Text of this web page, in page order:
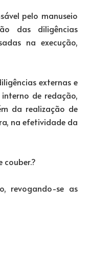
pelo manuseio
das diligências
na execução,
externas e
de redação,
da realização de
na efetividade da
couber.?
revogando-se as